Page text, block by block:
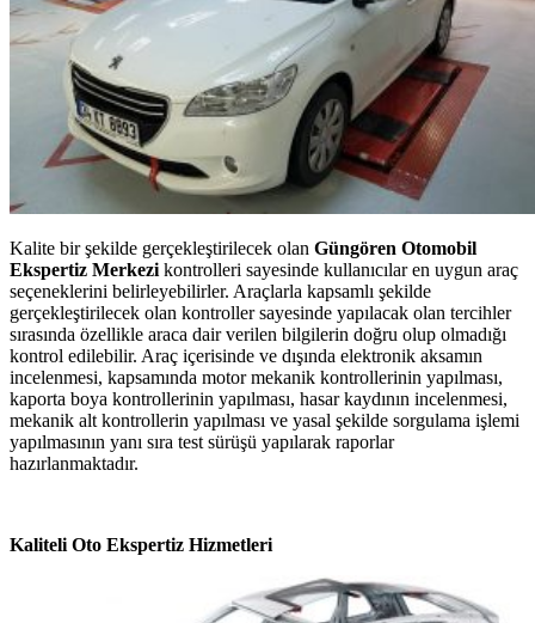
Kalite bir şekilde gerçekleştirilecek olan Güngören Otomobil
Ekspertiz Merkezi kontrolleri sayesinde kullanıcılar en uygun araç
seçeneklerini belirleyebilirler. Araçlarla kapsamlı şekilde
gerçekleştirilecek olan kontroller sayesinde yapılacak olan tercihler
sırasında özellikle araca dair verilen bilgilerin doğru olup olmadığı
kontrol edilebilir. Araç içerisinde ve dışında elektronik aksamın
incelenmesi, kapsamında motor mekanik kontrollerinin yapılması,
kaporta boya kontrollerinin yapılması, hasar kaydının incelenmesi,
mekanik alt kontrollerin yapılması ve yasal şekilde sorgulama işlemi
yapılmasının yanı sıra test sürüşü yapılarak raporlar
hazırlanmaktadır.
Kaliteli Oto Ekspertiz Hizmetleri